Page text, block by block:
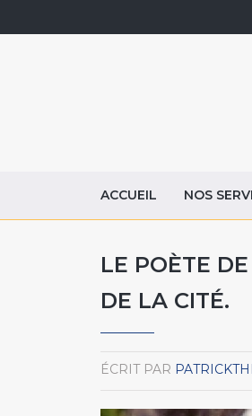
ACCUEIL NOS
LE POÈTE
DE LA CITÉ.
ÉCRIT PAR